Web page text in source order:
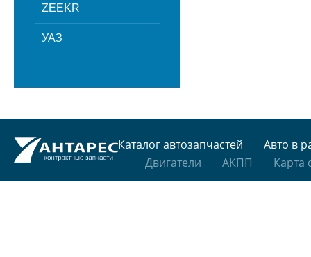
ZEEKR
УАЗ
Каталог автозапчастей
Авто в
Двигатели
АКПП Карта